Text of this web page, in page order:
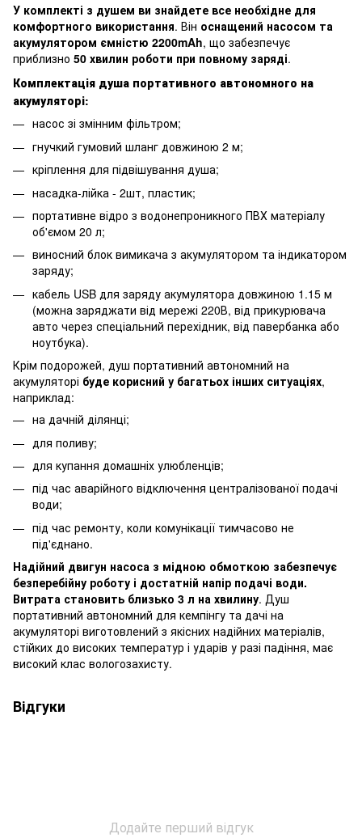
У комплекті з душем ви знайдете все необхідне для
комфортного використання. Він оснащений насосом та
акумулятором ємністю 2200mAh, що забезпечує
приблизно 50 хвилин роботи при повному заряді.
Комплектація душа портативного автономного на
акумуляторі:
насос зі змінним фільтром;
гнучкий гумовий шланг довжиною 2 м;
кріплення для підвішування душа;
насадка-лійка - 2шт, пластик;
портативне відро з водонепроникного ПВХ матеріалу
об'ємом 20 л;
виносний блок вимикача з акумулятором та індикатором
заряду;
кабель USB для заряду акумулятора довжиною 1.15 м
(можна заряджати від мережі 220В, від прикурювача
авто через спеціальний перехідник, від павербанка або
ноутбука).
Крім подорожей, душ портативний автономний на
акумуляторі буде корисний у багатьох інших ситуаціях,
наприклад:
на дачній ділянці;
для поливу;
для купання домашніх улюбленців;
під час аварійного відключення централізованої подачі
води;
під час ремонту, коли комунікації тимчасово не
під'єднано.
Надійний двигун насоса з мідною обмоткою забезпечує
безперебійну роботу і достатній напір подачі води.
Витрата становить близько 3 л на хвилину. Душ
портативний автономний для кемпінгу та дачі на
акумуляторі виготовлений з якісних надійних матеріалів,
стійких до високих температур і ударів у разі падіння, має
високий клас вологозахисту.
Відгуки
Додайте перший відгук